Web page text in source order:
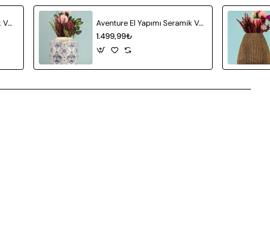
Attractif El Yapımı Seramik Vazo Gri
Aventure El Yapımı Seramik Vazo
1.499,99₺